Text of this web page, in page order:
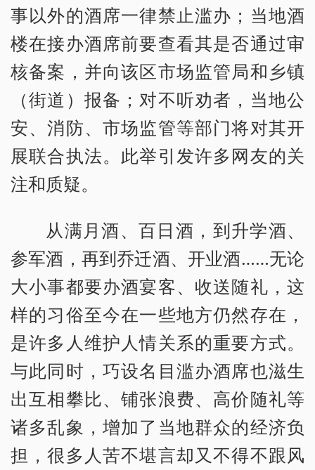
事以外的酒席一律禁止滥办；当地酒
楼在接办酒席前要查看其是否通过审
核备案，并向该区市场监管局和乡镇
（街道）报备；对不听劝者，当地公
安、消防、市场监管等部门将对其开
展联合执法。此举引发许多网友的关
注和质疑。
从满月酒、百日酒，到升学酒、
参军酒，再到乔迁酒、开业酒……无论
大小事都要办酒宴客、收送随礼，这
样的习俗至今在一些地方仍然存在，
是许多人维护人情关系的重要方式。
与此同时，巧设名目滥办酒席也滋生
出互相攀比、铺张浪费、高价随礼等
诸多乱象，增加了当地群众的经济负
担，很多人苦不堪言却又不得不跟风